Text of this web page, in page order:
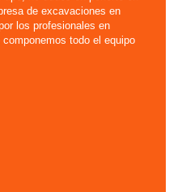
de excavaciones en
los profesionales en
todo el equipo